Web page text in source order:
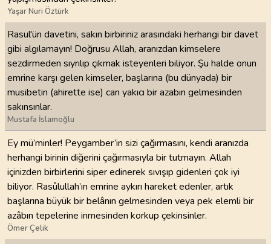
Yaşar Nuri Öztürk
Rasul'ün davetini, sakın birbiriniz arasındaki herhangi bir davet
gibi algılamayın! Doğrusu Allah, aranızdan kimselere
sezdirmeden sıyrılıp çıkmak isteyenleri biliyor. Şu halde onun
emrine karşı gelen kimseler, başlarına (bu dünyada) bir
musibetin (ahirette ise) can yakıcı bir azabın gelmesinden
sakınsınlar.
Mustafa İslamoğlu
Ey mü’minler! Peygamber’in sizi çağırmasını, kendi aranızda
herhangi birinin diğerini çağırmasıyla bir tutmayın. Allah
içinizden birbirlerini siper edinerek sıvışıp gidenleri çok iyi
biliyor. Rasûlullah’ın emrine aykırı hareket edenler, artık
başlarına büyük bir belânın gelmesinden veya pek elemli bir
azâbın tepelerine inmesinden korkup çekinsinler.
Ömer Çelik